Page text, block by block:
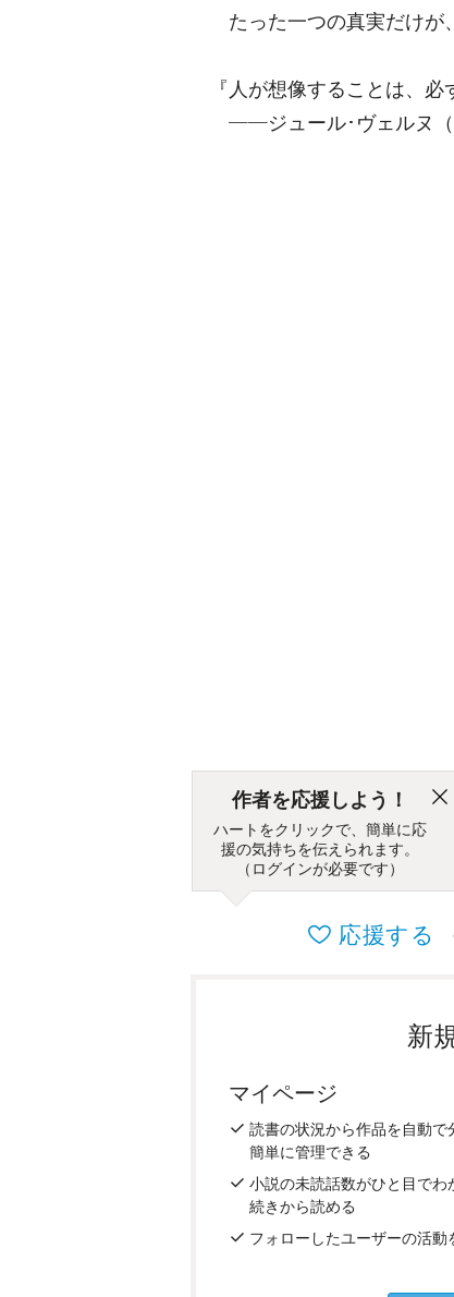
たった一つの真実だけが
『人が想像することは、必
――ジュール･ヴェルヌ（
作者を応援しよう！
ハートをクリックで、簡単に応
援の気持ちを伝えられます。
（ログインが必要です）
応援する
新
マイページ
読書の状況から作品を自動で
簡単に管理できる
小説の未読話数がひと目でわ
続きから読める
フォロー したユーザーの活動